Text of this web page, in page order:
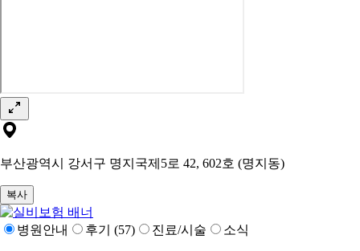
부산광역시 강서구 명지국제5로 42, 602호 (명지동)
복사
병원안내 후기 (57) 진료/시술 소식